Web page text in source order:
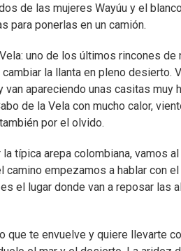
de las mujeres Wayúu y el
para ponerlas en un camión.
uno de los últimos rincones de
la llanta en pleno desierto.
van apareciendo unas casitas
de la Vela con mucho calor,
por el olvido.
típica arepa colombiana, vamos
camino empezamos a hablar con
el lugar donde van a reposar
te envuelve y quiere llevarte